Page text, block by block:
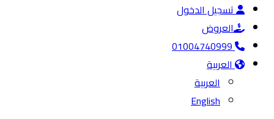
تسجيل الدخول
العروض
01004740999
العربية
العربية
English